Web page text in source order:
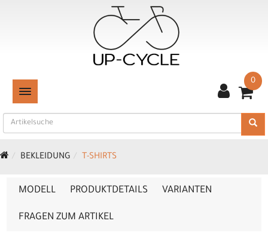
TOGGLE NAVIGATION
0
BEKLEIDUNG T-SHIRTS
MODELL PRODUKTDETAILS VARIANTEN
FRAGEN ZUM ARTIKEL